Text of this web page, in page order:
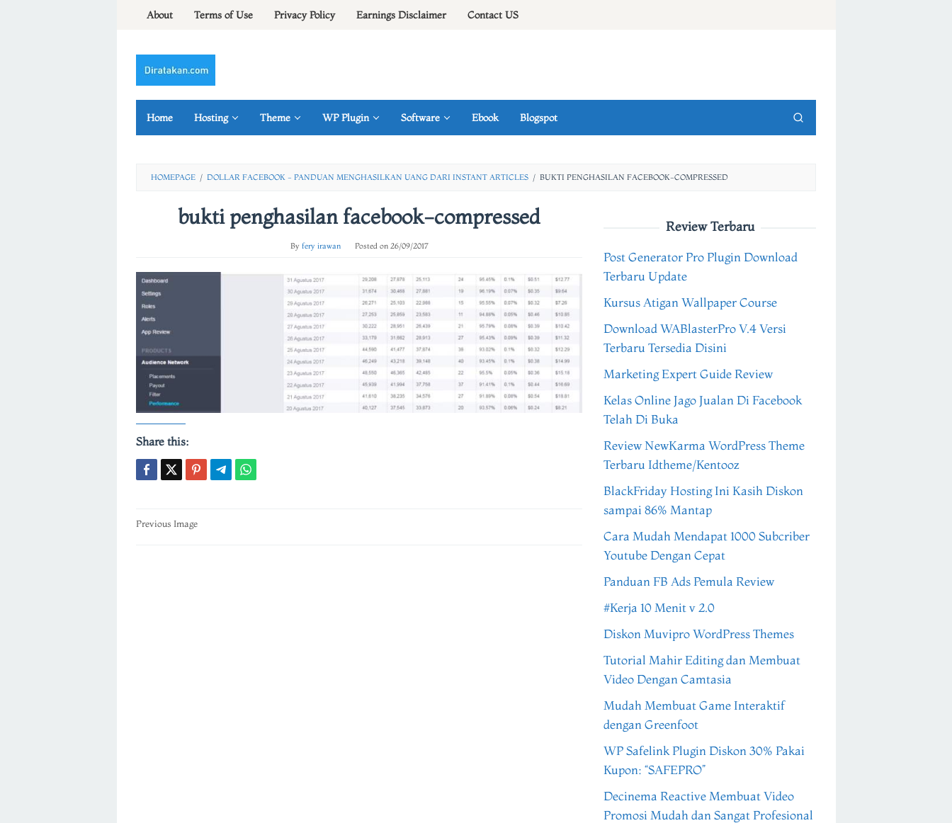
About Terms of Use Privacy Policy Earnings Disclaimer Contact US
Home Hosting Theme WP Plugin Software Ebook Blogspot
HOMEPAGE / DOLLAR FACEBOOK - PANDUAN MENGHASILKAN UANG DARI INSTANT ARTICLES / BUKTI PENGHASILAN FACEBOOK-COMPRESSED
bukti penghasilan facebook-compressed
By fery irawan Posted on 26/09/2017
Share this:
Post
Previous Image
Review Terbaru
Post Generator Pro Plugin Download
Terbaru Update
Kursus Atigan Wallpaper Course
Download WABlasterPro V.4 Versi
Terbaru Tersedia Disini
Marketing Expert Guide Review
Kelas Online Jago Jualan Di Facebook
Telah Di Buka
Review NewKarma WordPress Theme
Terbaru Idtheme/Kentooz
BlackFriday Hosting Ini Kasih Diskon
sampai 86% Mantap
Cara Mudah Mendapat 1000 Subcriber
Youtube Dengan Cepat
Panduan FB Ads Pemula Review
#Kerja 10 Menit v 2.0
Diskon Muvipro WordPress Themes
Tutorial Mahir Editing dan Membuat
Video Dengan Camtasia
Mudah Membuat Game Interaktif
dengan Greenfoot
WP Safelink Plugin Diskon 30% Pakai
Kupon: “SAFEPRO”
Decinema Reactive Membuat Video
Promosi Mudah dan Sangat Profesional